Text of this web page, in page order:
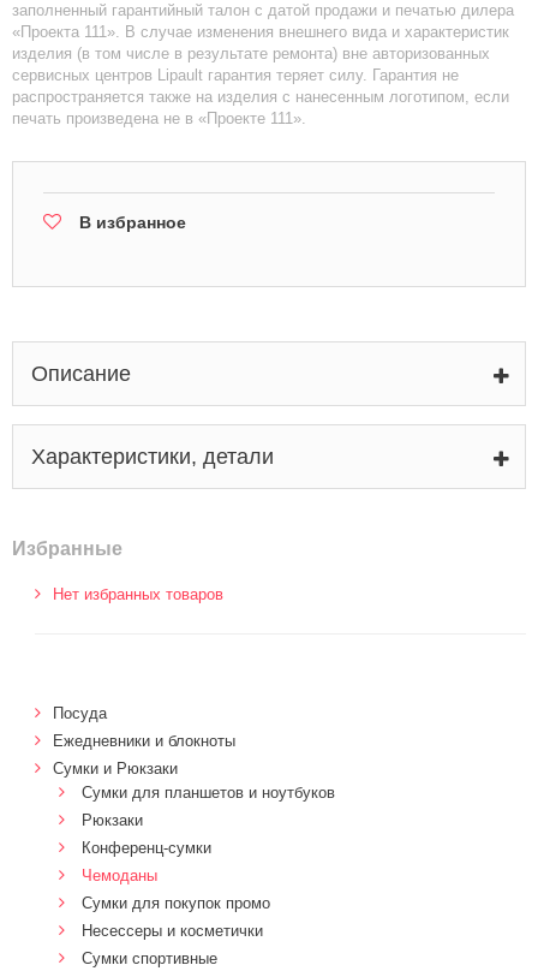
заполненный гарантийный талон с датой продажи и печатью дилера
«Проекта 111». В случае изменения внешнего вида и характеристик
изделия (в том числе в результате ремонта) вне авторизованных
сервисных центров Lipault гарантия теряет силу. Гарантия не
распространяется также на изделия с нанесенным логотипом, если
печать произведена не в «Проекте 111».
В избранное
Описание
Характеристики, детали
Избранные
Нет избранных товаров
Посуда
Ежедневники и блокноты
Сумки и Рюкзаки
Сумки для планшетов и ноутбуков
Рюкзаки
Конференц-сумки
Чемоданы
Сумки для покупок промо
Несессеры и косметички
Сумки спортивные